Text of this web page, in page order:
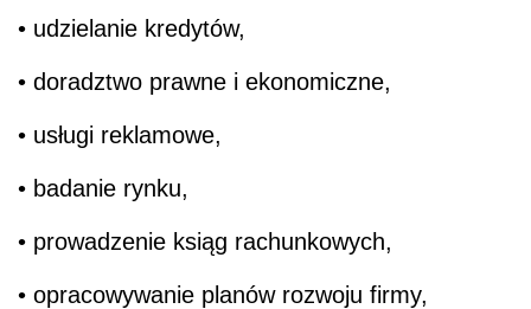
• udzielanie kredytów,
• doradztwo prawne i ekonomiczne,
• usługi reklamowe,
• badanie rynku,
• prowadzenie ksiąg rachunkowych,
• opracowywanie planów rozwoju firmy,